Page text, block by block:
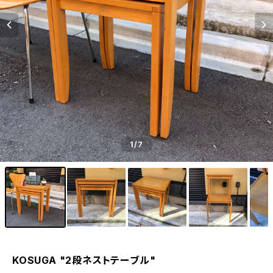
1/7
KOSUGA "2段ネストテーブル"